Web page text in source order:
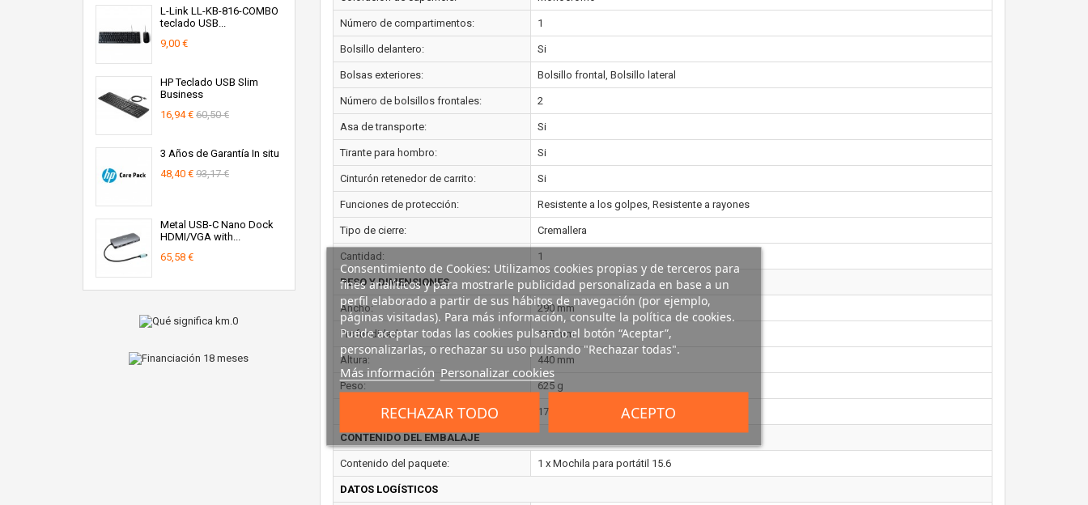
L-Link LL-KB-816-COMBO
teclado USB...
9,00 €
HP Teclado USB Slim
Business
16,94 € 60,50 €
3 Años de Garantía In situ
48,40 € 93,17 €
Metal USB-C Nano Dock
HDMI/VGA with...
65,58 €
Número de compartimentos: 1
Bolsillo delantero: Si
Bolsas exteriores: Bolsillo frontal, Bolsillo lateral
Número de bolsillos frontales: 2
Asa de transporte: Si
Tirante para hombro: Si
Cinturón retenedor de carrito: Si
Funciones de protección: Resistente a los golpes, Resistente a rayones
Tipo de cierre: Cremallera
Cantidad: 1
PESO Y DIMENSIONES
Ancho: 290 mm
Profundidad: 135 mm
Altura: 440 mm
Peso: 625 g
Volumen del paquete: 17226 cm³
CONTENIDO DEL EMBALAJE
Contenido del paquete: 1 x Mochila para portátil 15.6
DATOS LOGÍSTICOS
Consentimiento de Cookies: Utilizamos cookies propias y de terceros para
fines analíticos y para mostrarle publicidad personalizada en base a un
perfil elaborado a partir de sus hábitos de navegación (por ejemplo,
páginas visitadas). Para más información, consulte la política de cookies.
Puede aceptar todas las cookies pulsando el botón “Aceptar”,
personalizarlas, o rechazar su uso pulsando "Rechazar todas".
Más información Personalizar cookies
RECHAZAR TODO ACEPTO